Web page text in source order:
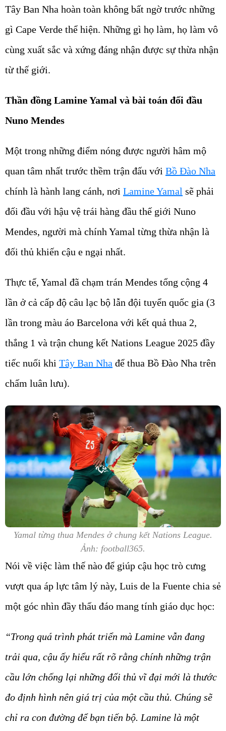
Tây Ban Nha hoàn toàn không bất ngờ trước những
gì Cape Verde thể hiện. Những gì họ làm, họ làm vô
cùng xuất sắc và xứng đáng nhận được sự thừa nhận
từ thế giới.
Thần đồng Lamine Yamal và bài toán đối đầu
Nuno Mendes
Một trong những điểm nóng được người hâm mộ
quan tâm nhất trước thềm trận đấu với Bồ Đào Nha
chính là hành lang cánh, nơi Lamine Yamal sẽ phải
đối đầu với hậu vệ trái hàng đầu thế giới Nuno
Mendes, người mà chính Yamal từng thừa nhận là
đối thủ khiến cậu e ngại nhất.
Thực tế, Yamal đã chạm trán Mendes tổng cộng 4
lần ở cả cấp độ câu lạc bộ lẫn đội tuyển quốc gia (3
lần trong màu áo Barcelona với kết quả thua 2,
thắng 1 và trận chung kết Nations League 2025 đầy
tiếc nuối khi Tây Ban Nha để thua Bồ Đào Nha trên
chấm luân lưu).
Yamal từng thua Mendes ở chung kết Nations League.
Ảnh: football365.
Nói về việc làm thế nào để giúp cậu học trò cưng
vượt qua áp lực tâm lý này, Luis de la Fuente chia sẻ
một góc nhìn đầy thấu đáo mang tính giáo dục học:
“Trong quá trình phát triển mà Lamine vẫn đang
trải qua, cậu ấy hiểu rất rõ rằng chính những trận
cầu lớn chống lại những đối thủ vĩ đại mới là thước
đo định hình nên giá trị của một cầu thủ. Chúng sẽ
chỉ ra con đường để bạn tiến bộ. Lamine là một